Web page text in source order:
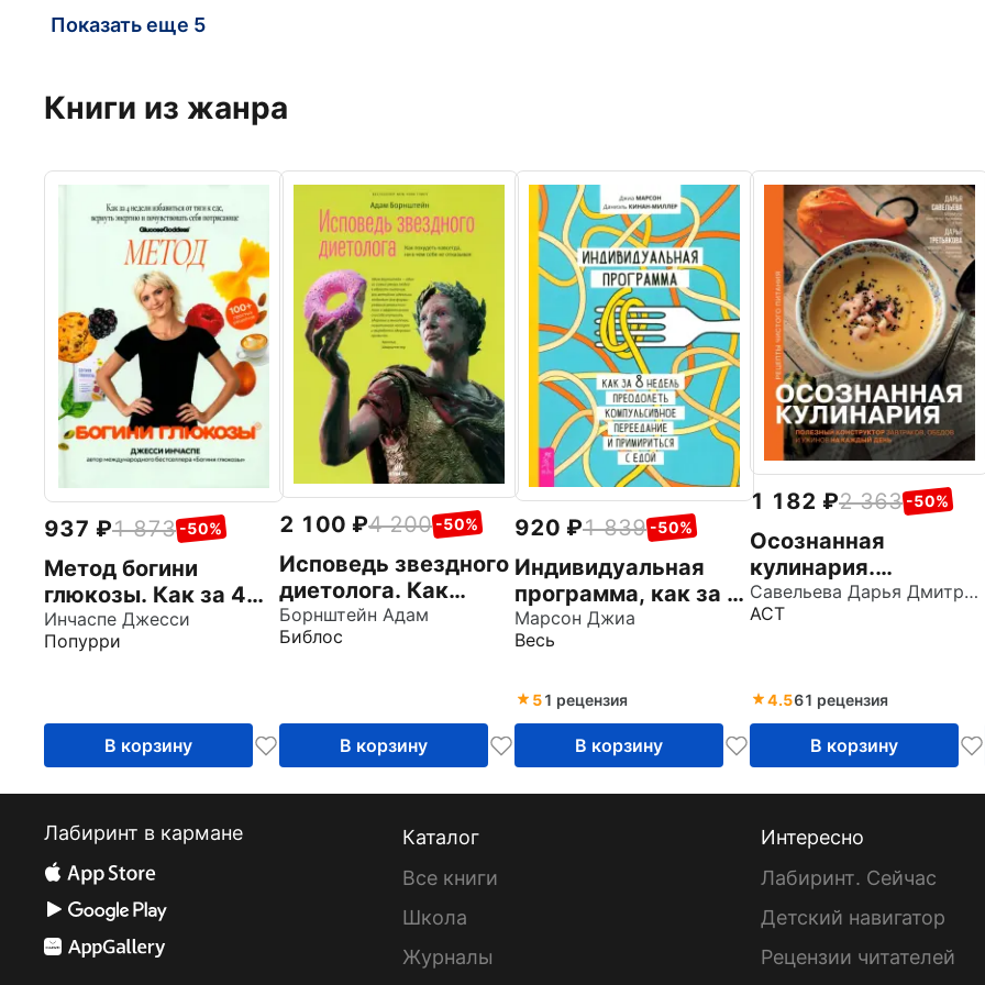
Показать еще 5
Книги из жанра
937 1 873 -50%
Метод богини
глюкозы. Как за 4
недели избавиться
от тяги к еде,
Инчаспе Джесси
Попурри
В корзину
2 100 4 200 -50%
Исповедь звездного
диетолога. Как
похудеть навсегда,
ни в чем себе не
Борнштейн Адам
Библос
В корзину
920 1 839 -50%
Индивидуальная
программа, как за 8
недель преодолеть
компульсивное
примириться с едой
Марсон Джиа
Весь
51 рецензия
В корзину
1 182 2 363 -50%
Осознанная
кулинария.
Полезный
конструктор
день
Савельева Дарья Дмитриевна
АСТ
4.561 рецензия
В корзину
Лабиринт в кармане
Каталог
Все книги
Школа
Журналы
Интересно
Лабиринт. Сейчас
Детский навигатор
Рецензии читателей